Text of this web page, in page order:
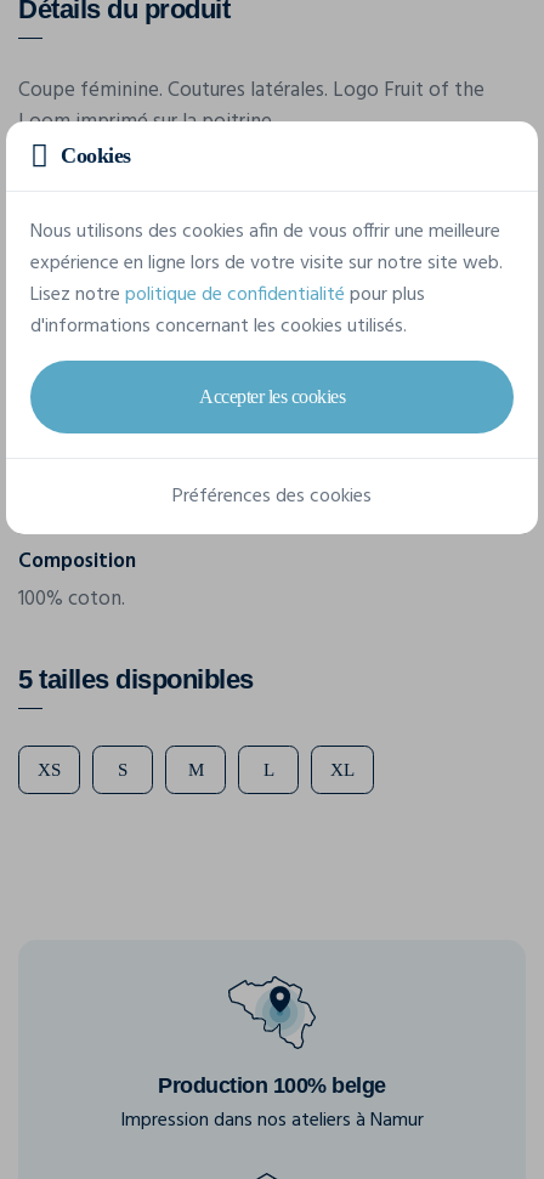
Détails du produit
Coupe féminine. Coutures latérales. Logo Fruit of the
Loom imprimé sur la poitrine.
Marque
Fol
Référence
011432A
Composition
100% coton.
5 tailles disponibles
XS S M L XL
Production 100% belge
Impression dans nos ateliers à Namur
Cookies
Nous utilisons des cookies afin de vous offrir une meilleure
expérience en ligne lors de votre visite sur notre site web.
Lisez notrepolitique de confidentialitépour plus
d'informations concernant les cookies utilisés.
Accepter les cookies
Préférences des cookies